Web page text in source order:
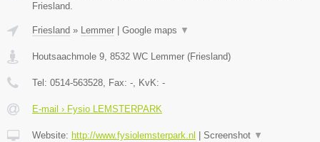
Friesland.
Friesland » Lemmer Google maps ▼
Houtsaachmole 9, 8532 WC Lemmer (Friesland)
Tel: 0514-563528, Fax: -, KvK: -
E-mail › Fysio LEMSTERPARK
Website: http://www.fysiolemsterpark.nl Screenshot ▼